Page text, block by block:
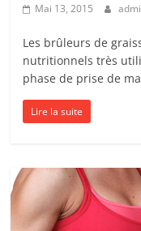
Mai 13, 2015
Les brûleurs de
nutritionnels très
phase de prise de
Lire la suite